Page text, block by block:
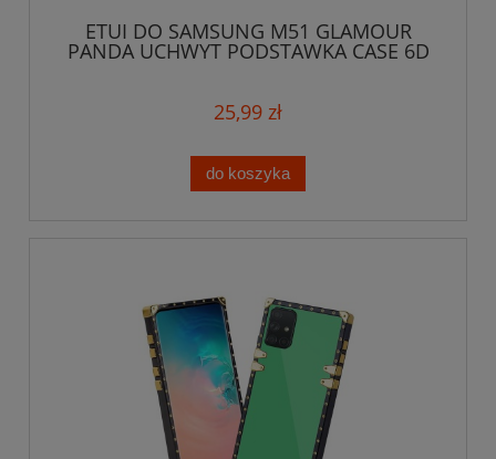
ETUI DO SAMSUNG M51 GLAMOUR
PANDA UCHWYT PODSTAWKA CASE 6D
25,99 zł
do koszyka